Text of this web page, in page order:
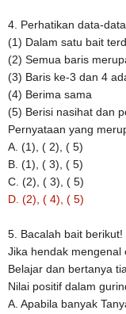
4. Perhatikan data-
(1) Dalam satu bait
(2) Semua baris
(3) Baris ke-3 dan 4
(4) Berima sama
(5) Berisi nasihat dan
Pernyataan yang
A. (1), ( 2), ( 5)
B. (1), ( 3), ( 5)
C. (2), ( 3), ( 5)
D. (2), ( 4), ( 5)
5. Bacalah bait berikut!
Jika hendak mengenal
Belajar dan bertanya
Nilai positif dalam
A. Apabila banyak